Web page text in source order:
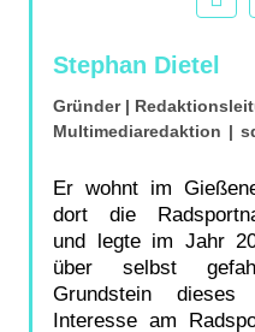
Stephan Dietel
Gründer |
Multimediaredaktion |
Er wohnt im
dort die
und legte im Jahr
über selbst
Grundstein
Interesse am